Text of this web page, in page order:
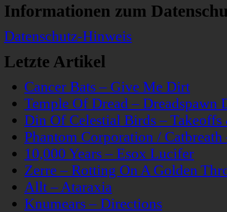
Informationen zum
Datenschutz-Hinweis
Letzte Artikel
Cancer Bats – Give Me Dirt
Temple Of Dread – Dreadspawn
Din Of Celestial Birds –
Phantom Corporation /
10,000 Years – Esox Lucifer
Zerre – Rotting On A Golden
Allt – Ataraxia
Knumears – Directions